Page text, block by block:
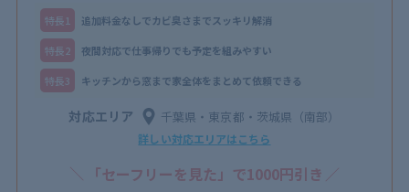
特⻑1 追加料金なしでカビ臭さまでスッキリ解消
特⻑2 夜間対応で仕事帰りでも予定を組みやすい
特⻑3 キッチンから窓まで家全体をまとめて依頼できる
対応エリア 千葉県・東京都・茨城県（南部）
詳しい対応エリアはこちら
「セーフリーを見た」で1000円引き